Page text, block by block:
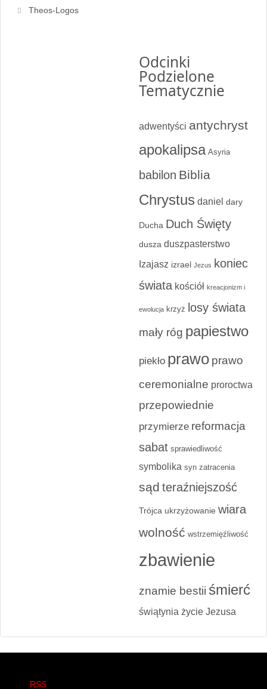
Theos-Logos
Odcinki
Podzielone
Tematycznie
adwentyści antychryst
apokalipsa Asyria
babilon Biblia
Chrystus daniel dary
Ducha Duch Święty
dusza duszpasterstwo
Izajasz izrael Jezus
koniec
świata kościół kreacjonizm i
ewolucja krzyż losy świata
mały róg papiestwo
piekło prawo prawo
ceremonialne proroctwa
przepowiednie
przymierze reformacja
sabat sprawiedliwość
symbolika syn zatracenia
sąd teraźniejszość
Trójca ukrzyżowanie wiara
wolność wstrzemięźliwość
zbawienie
znamie bestii śmierć
świątynia życie Jezusa
RSS